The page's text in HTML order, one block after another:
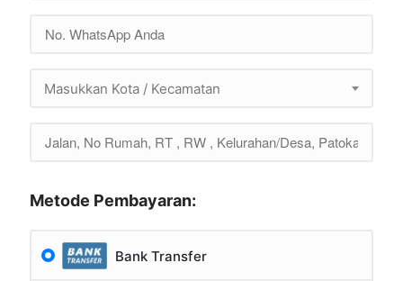
Masukkan Kota / Kecamatan
Metode Pembayaran:
Bank Transfer